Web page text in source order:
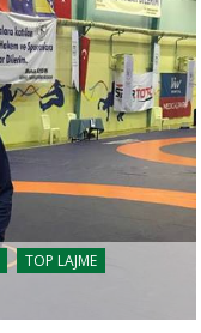
TOP LAJME